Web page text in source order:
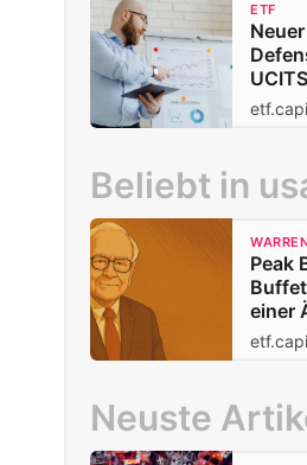
ETF
Beliebt in
Peak
einer
Neuste